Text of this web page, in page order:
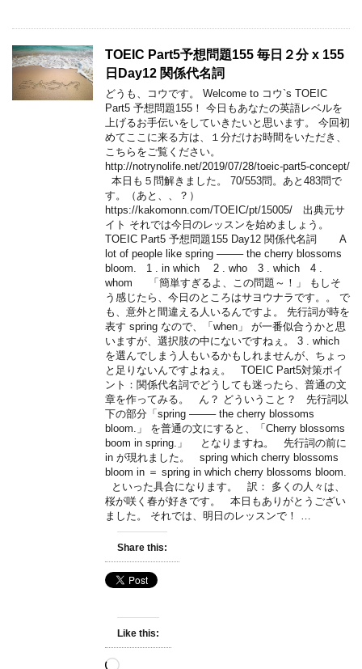
TOEIC Part5予想問題155 毎日２分 x 155
日Day12 関係代名詞
どうも、コウです。 Welcome to コウ`s TOEIC
Part5 予想問題155！ 今日もあなたの英語レベルを
上げるお手伝いをしていきたいと思います。 今回初
めてここに来る方は、１分だけお時間をいただき、
こちらをご覧ください。
http://notrynolife.net/2019/07/28/toeic-part5-concept/
本日も５問解きました。 70/553問。あと483問で
す。（あと、、？）
https://kakomonn.com/TOEIC/pt/15005/ 出典元サ
イト それでは今日のレッスンを始めましょう。
TOEIC Part5 予想問題155 Day12 関係代名詞 A
lot of people like spring ——– the cherry blossoms
bloom. 1 . in which 2 . who 3 . which 4 .
whom 「簡単すぎるよ、この問題～！」 もしそ
う感じたら、今日のところはサヨウナラです。。 で
も、意外と間違える人いるんですよ。 先行詞が時を
表す spring なので、「when」 が一番似合うかと思
いますが、選択肢の中にないですねぇ。 3 . which
を選んでしまう人もいるかもしれませんが、ちょっ
と足りないんですよねぇ。 TOEIC Part5対策ポイ
ント：関係代名詞でどうしても迷ったら、普通の文
章を作ってみる。 ん？ どういうこと？ 先行詞以
下の部分「spring ——– the cherry blossoms
bloom.」 を普通の文にすると、「Cherry blossoms
boom in spring.」 となりますね。 先行詞の前に
in が現れました。 spring which cherry blossoms
bloom in ＝ spring in which cherry blossoms bloom.
といった具合になります。 訳： 多くの人々は、
桜が咲く春が好きです。 本日もありがとうござい
ました。 それでは、明日のレッスンで！ …
Share this:
Like this:
Loading…